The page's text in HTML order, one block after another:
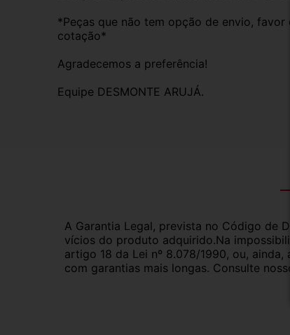
*Peças que não tem opção de envio,
cotação*
Agradecemos a preferência!
Equipe DESMONTE ARUJÁ.
A Garantia Legal, prevista no Código de
vícios do produto adquirido.Na
artigo 18 da Lei nº 8.078/1990, ou,
com garantias mais longas. Consulte